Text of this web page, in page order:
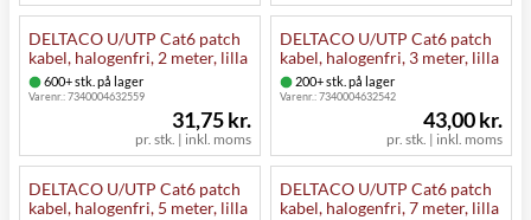
DELTACO U/UTP Cat6 patch
kabel, halogenfri, 2 meter, lilla
600+ stk. på lager
Varenr.:7340004632559
pr. stk. | inkl. moms
31,75 kr.
DELTACO U/UTP Cat6 patch
kabel, halogenfri, 3 meter, lilla
200+ stk. på lager
Varenr.:7340004632542
pr. stk. | inkl. moms
43,00 kr.
DELTACO U/UTP Cat6 patch
kabel, halogenfri, 5 meter, lilla
DELTACO U/UTP Cat6 patch
kabel, halogenfri, 7 meter, lilla